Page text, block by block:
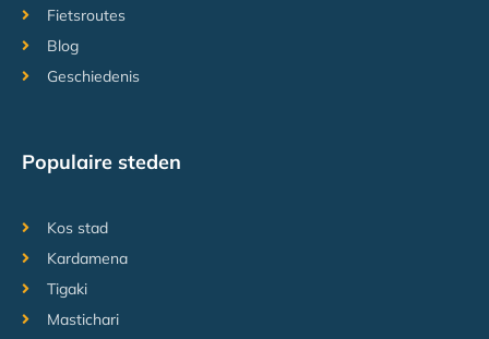
Fietsroutes
Blog
Geschiedenis
Populaire steden
Kos stad
Kardamena
Tigaki
Mastichari